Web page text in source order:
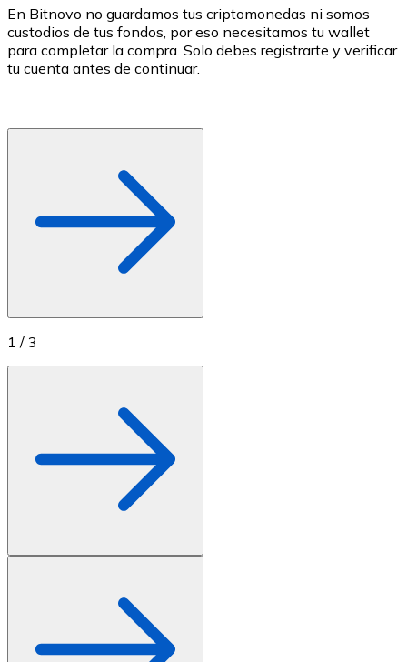
Nuevo
Compra tarjetas regalo de tus marcas favoritas con
En Bitnovo no guardamos tus criptomonedas ni somos
custodios de tus fondos, por eso necesitamos tu wallet
para completar la compra. Solo debes registrarte y verificar
tu cuenta antes de continuar.
1 / 3